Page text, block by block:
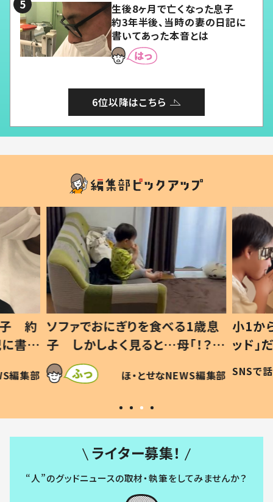
生後8ヶ月で亡くなった息子
約3年半後、当時の妻の日記に
書いてあった本音とは
6位以降はこちら
歳息
？」
編集部
小1から不登校、息子は「ギフテ
ッド」だった 父が“ウチ給食”を
作り続ける理由とは #令和の親
#令和の子
SNSで話題 ほ・とせなNEWS編集部
ひ孫
が、抱
「涙
い」
ライター募集！
“人”のグッドニュースの取材・執筆をしてみませんか？